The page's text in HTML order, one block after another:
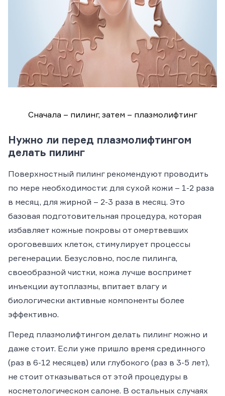
Сначала – пилинг, затем – плазмолифтинг
Нужно ли перед плазмолифтингом
делать пилинг
Поверхностный пилинг рекомендуют проводить
по мере необходимости: для сухой кожи – 1-2 раза
в месяц, для жирной – 2-3 раза в месяц. Это
базовая подготовительная процедура, которая
избавляет кожные покровы от омертвевших
ороговевших клеток, стимулирует процессы
регенерации. Безусловно, после пилинга,
своеобразной чистки, кожа лучше воспримет
инъекции аутоплазмы, впитает влагу и
биологически активные компоненты более
эффективно.
Перед плазмолифтингом делать пилинг можно и
даже стоит. Если уже пришло время срединного
(раз в 6-12 месяцев) или глубокого (раз в 3-5 лет),
не стоит отказываться от этой процедуры в
косметологическом салоне. В остальных случаях